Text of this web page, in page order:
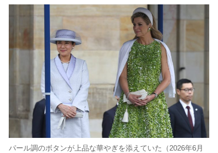
パール調のボタンが上品な華やぎを添えていた（2026年6月